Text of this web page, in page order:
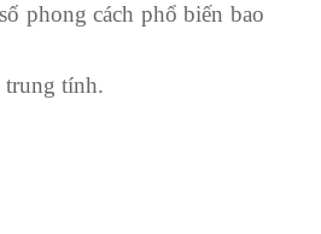
phong cách phổ biến bao
trung tính.